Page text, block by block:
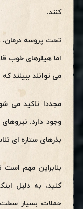
کنند.
تحت پروسه
اما هیلرهای خوب
می توانند ببینند
مجددا تاکید می
وجود دارد.
بذرهای ستاره ای
بنابراین مهم
کنید، به دلیل
حملات بسیار سخت